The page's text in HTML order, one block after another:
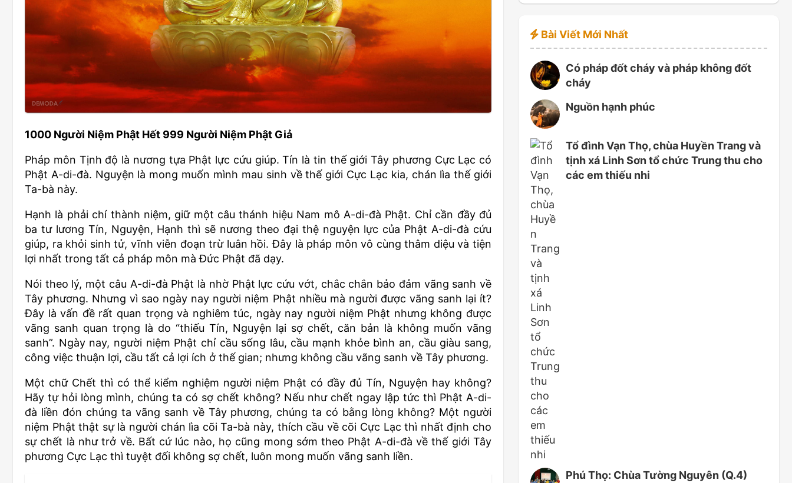
1000 Người Niệm Phật Hết 999 Người Niệm Phật Giả
Pháp môn Tịnh độ là nương tựa Phật lực cứu giúp. Tín là tin thế giới Tây phương Cực Lạc có
Phật A-di-đà. Nguyện là mong muốn mình mau sinh về thế giới Cực Lạc kia, chán lìa thế giới
Ta-bà này.
Hạnh là phải chí thành niệm, giữ một câu thánh hiệu Nam mô A-di-đà Phật. Chỉ cần đầy đủ
ba tư lương Tín, Nguyện, Hạnh thì sẽ nương theo đại thệ nguyện lực của Phật A-di-đà cứu
giúp, ra khỏi sinh tử, vĩnh viễn đoạn trừ luân hồi. Đây là pháp môn vô cùng thâm diệu và tiện
lợi nhất trong tất cả pháp môn mà Đức Phật đã dạy.
Nói theo lý, một câu A-di-đà Phật là nhờ Phật lực cứu vớt, chắc chắn bảo đảm vãng sanh về
Tây phương. Nhưng vì sao ngày nay người niệm Phật nhiều mà người được vãng sanh lại ít?
Đây là vấn đề rất quan trọng và nghiêm túc, ngày nay người niệm Phật nhưng không được
vãng sanh quan trọng là do “thiếu Tín, Nguyện lại sợ chết, căn bản là không muốn vãng
sanh”. Ngày nay, người niệm Phật chỉ cầu sống lâu, cầu mạnh khỏe bình an, cầu giàu sang,
công việc thuận lợi, cầu tất cả lợi ích ở thế gian; nhưng không cầu vãng sanh về Tây phương.
Một chữ Chết thì có thể kiểm nghiệm người niệm Phật có đầy đủ Tín, Nguyện hay không?
Hãy tự hỏi lòng mình, chúng ta có sợ chết không? Nếu như chết ngay lập tức thì Phật A-di-
đà liền đón chúng ta vãng sanh về Tây phương, chúng ta có bằng lòng không? Một người
niệm Phật thật sự là người chán lìa cõi Ta-bà này, thích cầu về cõi Cực Lạc thì nhất định cho
sự chết là như trở về. Bất cứ lúc nào, họ cũng mong sớm theo Phật A-di-đà về thế giới Tây
phương Cực Lạc thì tuyệt đối không sợ chết, luôn mong muốn vãng sanh liền.
Bài Viết Mới Nhất
Có pháp đốt cháy và pháp không đốt
cháy
Nguồn hạnh phúc
Tổ đình Vạn Thọ, chùa Huyền Trang và
tịnh xá Linh Sơn tổ chức Trung thu cho
các em thiếu nhi
Phú Thọ: Chùa Tường Nguyên (Q.4)